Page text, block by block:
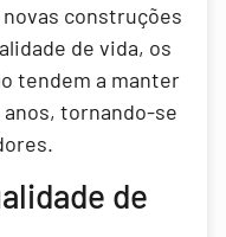
construções
de vida, os
tendem a manter
anos, tornando-se
de